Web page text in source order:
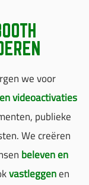
we voor
videoactivaties
publieke
We creëren
beleven en
vastleggenen